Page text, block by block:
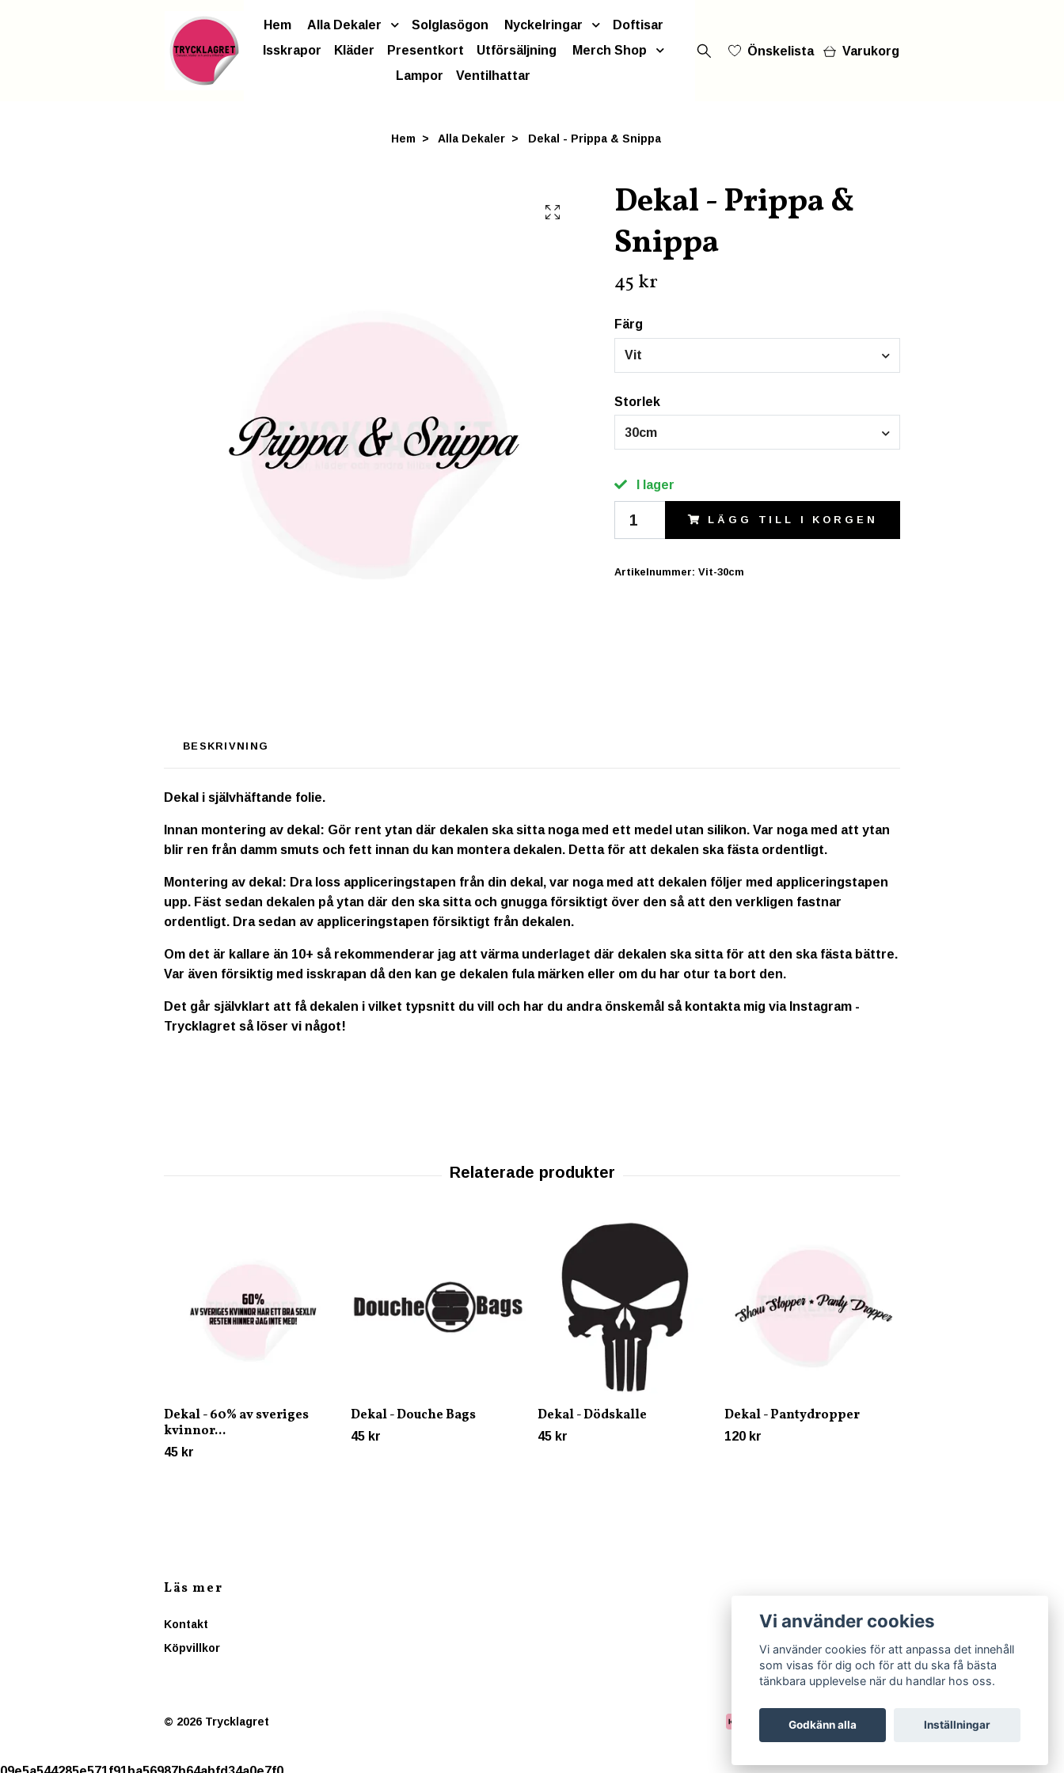
Hem Alla Dekaler Solglasögon Nyckelringar
Doftisar
Isskrapor
Kläder Presentkort Utförsäljning
Merch Shop
Lampor
Ventilhattar
Önskelista Varukorg
Hem Alla Dekaler Dekal - Prippa & Snippa
Dekal - Prippa &
Snippa
45 kr
Färg
Vit
Storlek
30cm
I lager
LÄGG TILL I KORGEN
Artikelnummer: Vit-30cm
BESKRIVNING
Dekal i självhäftande folie.
Innan montering av dekal: Gör rent ytan där dekalen ska sitta noga med ett medel utan silikon. Var noga med att ytan
blir ren från damm smuts och fett innan du kan montera dekalen. Detta för att dekalen ska fästa ordentligt.
Montering av dekal: Dra loss appliceringstapen från din dekal, var noga med att dekalen följer med appliceringstapen
upp. Fäst sedan dekalen på ytan där den ska sitta och gnugga försiktigt över den så att den verkligen fastnar
ordentligt. Dra sedan av appliceringstapen försiktigt från dekalen.
Om det är kallare än 10+ så rekommenderar jag att värma underlaget där dekalen ska sitta för att den ska fästa bättre.
Var även försiktig med isskrapan då den kan ge dekalen fula märken eller om du har otur ta bort den.
Det går självklart att få dekalen i vilket typsnitt du vill och har du andra önskemål så kontakta mig via Instagram -
Trycklagret så löser vi något!
Dekal - 60% av sveriges
kvinnor...
45 kr
Dekal - Douche Bags
45 kr
Dekal - Dödskalle
45 kr
Dekal - Pantydropper
120 kr
Läs mer
Kontakt
Köpvillkor
© 2026 Trycklagret
Vi använder cookies
Vi använder cookies för att anpassa det innehåll
som visas för dig och för att du ska få bästa
tänkbara upplevelse när du handlar hos oss.
Godkänn alla Inställningar